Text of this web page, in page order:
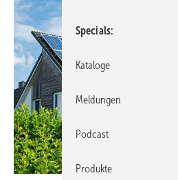
Specials
Kataloge
Meldungen
Podcast
Produkte